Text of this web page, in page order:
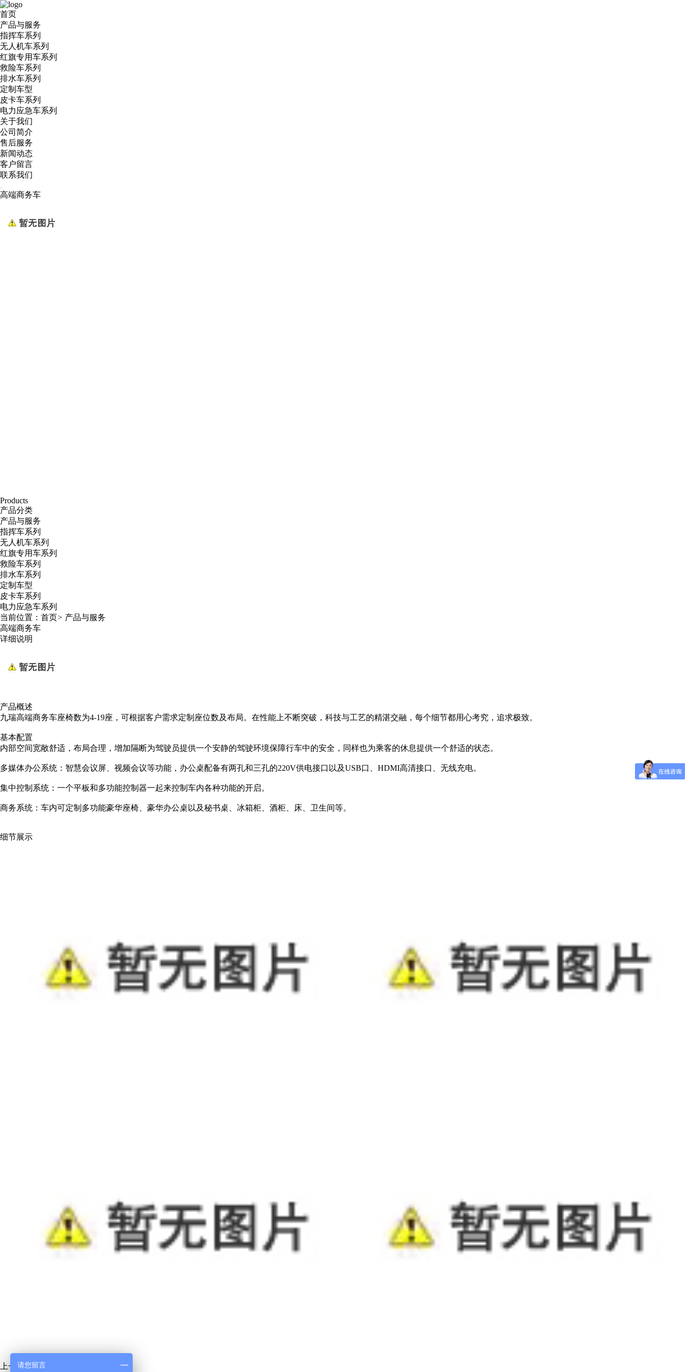
首页
产品与服务
指挥车系列
无人机车系列
红旗专用车系列
救险车系列
排水车系列
定制车型
皮卡车系列
电力应急车系列
关于我们
公司简介
售后服务
新闻动态
客户留言
联系我们
高端商务车
Products
产品分类
产品与服务
指挥车系列
无人机车系列
红旗专用车系列
救险车系列
排水车系列
定制车型
皮卡车系列
电力应急车系列
当前位置： 首页> 产品与服务
高端商务车
详细说明
产品概述
九瑞高端商务车座椅数为4-19座，可根据客户需求定制座位数及布局。在性能上不断突破，科技与工艺的精湛交融，每个细节都用心考究，追求极致。
基本配置
内部空间宽敞舒适，布局合理，增加隔断为驾驶员提供一个安静的驾驶环境保障行车中的安全，同样也为乘客的休息提供一个舒适的状态。
多媒体办公系统：智慧会议屏、视频会议等功能，办公桌配备有两孔和三孔的220V供电接口以及USB口、HDMI高清接口、无线充电。
集中控制系统：一个平板和多功能控制器一起来控制车内各种功能的开启。
商务系统：车内可定制多功能豪华座椅、豪华办公桌以及秘书桌、冰箱柜、酒柜、床、卫生间等。
细节展示
上一条:运兵车 健康体检车
请您留言